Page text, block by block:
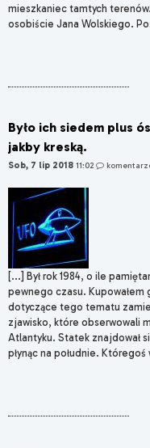
mieszkaniec tamtych
osobiście Jana Wolskiego.
Było ich siedem plus
jakby kreską.
Sob, 7 lip 2018 11:02
[...] Był rok 1984, o ile
pewnego czasu. Kupowałem
dotyczące tego tematu
zjawisko, które obserwowali
Atlantyku. Statek znajdował
płynąc na południe.